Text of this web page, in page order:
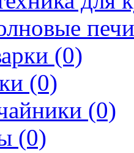
(0)
(0)
(0)
(0)